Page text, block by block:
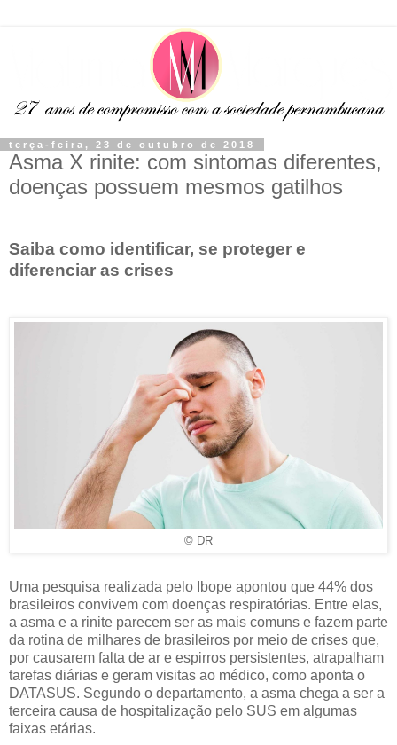
terça-feira, 23 de outubro de 2018
Asma X rinite: com sintomas diferentes,
doenças possuem mesmos gatilhos
Saiba como identificar, se proteger e
diferenciar as crises
© DR
Uma pesquisa realizada pelo Ibope apontou que 44% dos
brasileiros convivem com doenças respiratórias. Entre elas,
a asma e a rinite parecem ser as mais comuns e fazem parte
da rotina de milhares de brasileiros por meio de crises que,
por causarem falta de ar e espirros persistentes, atrapalham
tarefas diárias e geram visitas ao médico, como aponta o
DATASUS. Segundo o departamento, a asma chega a ser a
terceira causa de hospitalização pelo SUS em algumas
faixas etárias.